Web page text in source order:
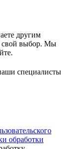
другим
свой выбор. Мы
специалисты
обработки